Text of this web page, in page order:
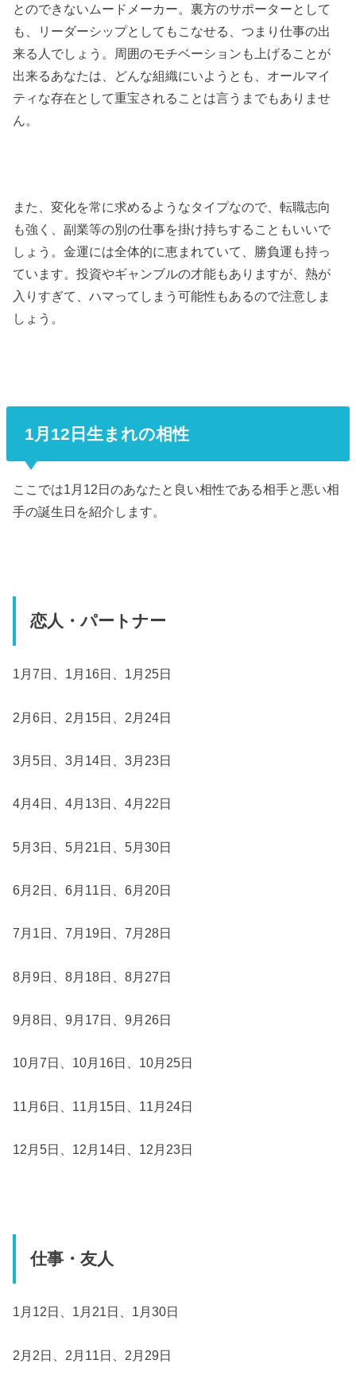
とのできないムードメーカー。裏方のサポーターとして
も、リーダーシップとしてもこなせる、つまり仕事の出
来る人でしょう。周囲のモチベーションも上げることが
出来るあなたは、どんな組織にいようとも、オールマイ
ティな存在として重宝されることは言うまでもありませ
ん。
また、変化を常に求めるようなタイプなので、転職志向
も強く、副業等の別の仕事を掛け持ちすることもいいで
しょう。金運には全体的に恵まれていて、勝負運も持っ
ています。投資やギャンブルの才能もありますが、熱が
入りすぎて、ハマってしまう可能性もあるので注意しま
しょう。
1月12日生まれの相性
ここでは1月12日のあなたと良い相性である相手と悪い相
手の誕生日を紹介します。
恋人・パートナー
1月7日、1月16日、1月25日
2月6日、2月15日、2月24日
3月5日、3月14日、3月23日
4月4日、4月13日、4月22日
5月3日、5月21日、5月30日
6月2日、6月11日、6月20日
7月1日、7月19日、7月28日
8月9日、8月18日、8月27日
9月8日、9月17日、9月26日
10月7日、10月16日、10月25日
11月6日、11月15日、11月24日
12月5日、12月14日、12月23日
仕事・友人
1月12日、1月21日、1月30日
2月2日、2月11日、2月29日